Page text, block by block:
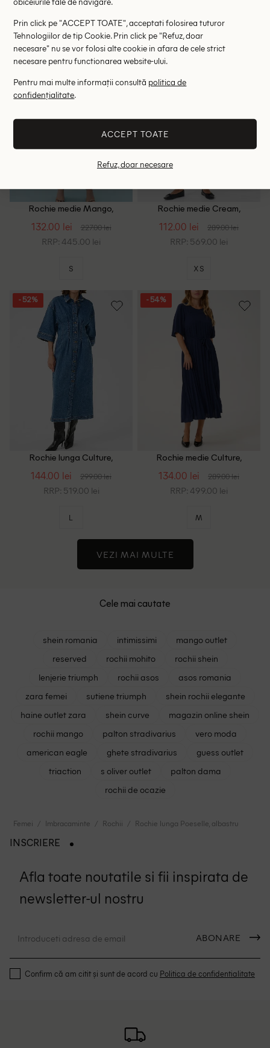
40 S
- 42%
Rochie medie Mango,
132.00 lei 227.00 lei
RRP: 445.00 lei
S
- 61%
Rochie medie Cream,
112.00 lei 289.00 lei
RRP: 569.00 lei
XS
- 52%
Rochie lunga Culture,
144.00 lei 299.00 lei
RRP: 519.00 lei
L
- 54%
Rochie medie Culture,
134.00 lei 289.00 lei
RRP: 499.00 lei
M
VEZI MAI MULTE
Cele mai cautate
shein romania intimissimi
mango outlet
reserved
rochii mohito
rochii shein
lenjerie triumph
rochii asos
asos romania
zara femei
sutiene triumph
shein rochii elegante
haine outlet zara
shein curve
magazin online shein
rochii mango
palton stradivarius
vero moda
american eagle
ghete stradivarius
guess outlet
triaction
s oliver outlet
palton dama
rochii de ocazie
Femei Imbracaminte Rochii Rochie lunga Poeselle, albastru
INSCRIERE
Afla toate noutatile si fii inspirata de
newsletter-ul nostru
ABONARE
Confirm că am citit și sunt de acord cu Politica de confidentialitate
Prin click pe "ACCEPT TOATE", acceptati folosirea tuturor
Tehnologiilor de tip Cookie. Prin click pe "Refuz, doar
necesare" nu se vor folosi alte cookie in afara de cele strict
necesare pentru functionarea website-ului.
Pentru mai multe informații consultă politica de
confidențialitate.
ACCEPT TOATE
Refuz, doar necesare